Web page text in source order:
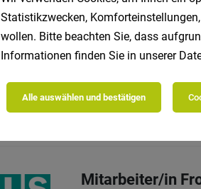
Redaktion inkl.
Funkhaus Südtirol
Was du mitbringst:
Mitarbeiter/in
Statistikzwecken,
wollen. Bitte beachten Sie, dass
Informationen finden Sie in unserer
Alle auswählen und bestätigen